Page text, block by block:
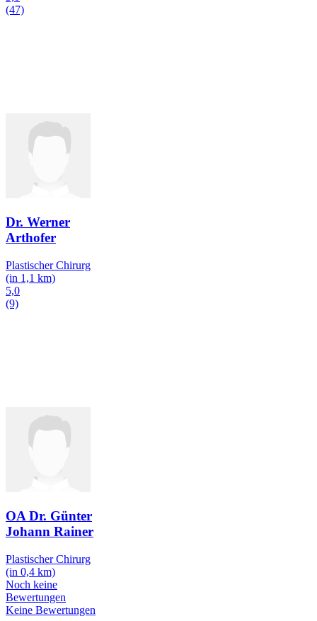
(47)
Dr. Werner
Arthofer
Plastischer Chirurg
(in 1,1 km)
5,0
(9)
OA Dr. Günter
Johann Rainer
Plastischer Chirurg
(in 0,4 km)
Noch keine
Bewertungen
Keine Bewertungen